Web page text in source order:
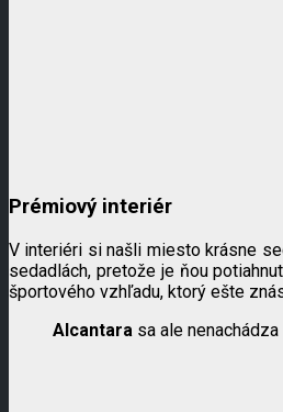
Prémiový interiér
V interiéri si našli miesto krásne
sedadlách, pretože je ňou
športového vzhľadu, ktorý ešte
Alcantara sa ale